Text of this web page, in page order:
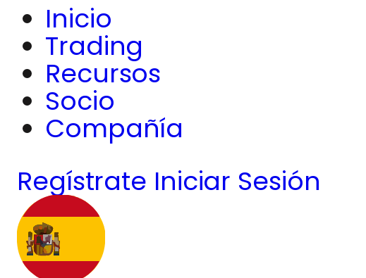
Inicio
Trading
Recursos
Socio
Compañía
Regístrate Iniciar Sesión